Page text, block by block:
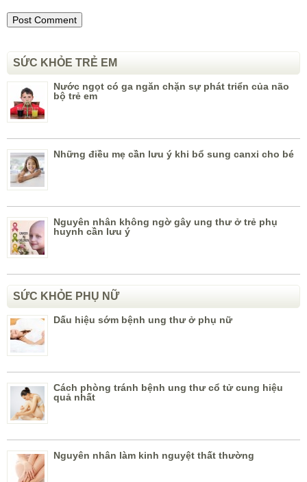
SỨC KHỎE TRẺ EM
Nước ngọt có ga ngăn chặn sự phát triển của não
bộ trẻ em
Những điều mẹ cần lưu ý khi bổ sung canxi cho bé
Nguyên nhân không ngờ gây ung thư ở trẻ phụ
huynh cần lưu ý
SỨC KHỎE PHỤ NỮ
Dấu hiệu sớm bệnh ung thư ở phụ nữ
Cách phòng tránh bệnh ung thư cổ tử cung hiệu
quả nhất
Nguyên nhân làm kinh nguyệt thất thường